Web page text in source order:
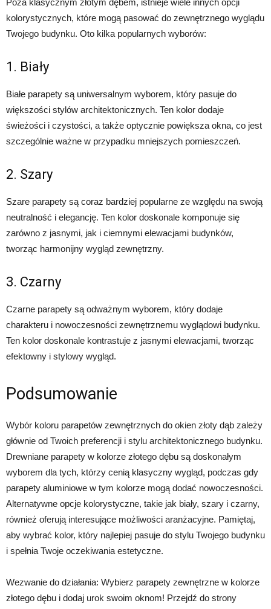
Poza klasycznym złotym dębem, istnieje wiele innych opcji
kolorystycznych, które mogą pasować do zewnętrznego wyglądu
Twojego budynku. Oto kilka popularnych wyborów:
1. Biały
Białe parapety są uniwersalnym wyborem, który pasuje do
większości stylów architektonicznych. Ten kolor dodaje
świeżości i czystości, a także optycznie powiększa okna, co jest
szczególnie ważne w przypadku mniejszych pomieszczeń.
2. Szary
Szare parapety są coraz bardziej popularne ze względu na swoją
neutralność i elegancję. Ten kolor doskonale komponuje się
zarówno z jasnymi, jak i ciemnymi elewacjami budynków,
tworząc harmonijny wygląd zewnętrzny.
3. Czarny
Czarne parapety są odważnym wyborem, który dodaje
charakteru i nowoczesności zewnętrznemu wyglądowi budynku.
Ten kolor doskonale kontrastuje z jasnymi elewacjami, tworząc
efektowny i stylowy wygląd.
Podsumowanie
Wybór koloru parapetów zewnętrznych do okien złoty dąb zależy
głównie od Twoich preferencji i stylu architektonicznego budynku.
Drewniane parapety w kolorze złotego dębu są doskonałym
wyborem dla tych, którzy cenią klasyczny wygląd, podczas gdy
parapety aluminiowe w tym kolorze mogą dodać nowoczesności.
Alternatywne opcje kolorystyczne, takie jak biały, szary i czarny,
również oferują interesujące możliwości aranżacyjne. Pamiętaj,
aby wybrać kolor, który najlepiej pasuje do stylu Twojego budynku
i spełnia Twoje oczekiwania estetyczne.
Wezwanie do działania: Wybierz parapety zewnętrzne w kolorze
złotego dębu i dodaj urok swoim oknom! Przejdź do strony